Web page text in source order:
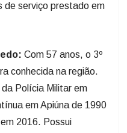
de serviço prestado em
Com 57 anos, o 3º
conhecida na região.
da Polícia Militar em
em Apiúna de 1990
2016. Possui